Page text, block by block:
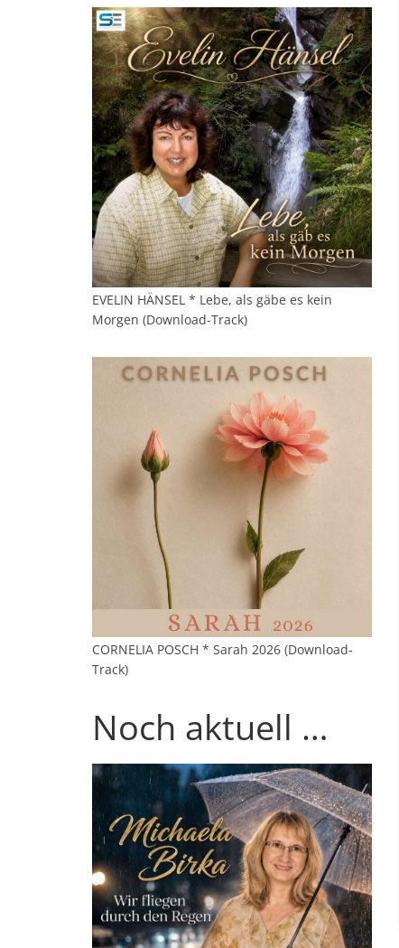
EVELIN HÄNSEL * Lebe, als gäbe es kein
Morgen (Download-Track)
CORNELIA POSCH * Sarah 2026 (Download-
Track)
Noch aktuell …